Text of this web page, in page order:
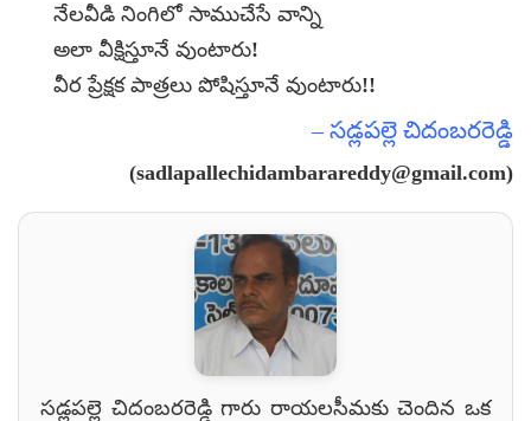
నేలవీడి నింగిలో సాముచేసే వాన్ని
అలా వీక్షిస్తూనే వుంటారు!
వీర ప్రేక్షక పాత్రలు పోషిస్తూనే వుంటారు!!
– సడ్లపల్లె చిదంబరరెడ్డి
(sadlapallechidambarareddy@gmail.com)
సడ్లపల్లె చిదంబరరెడ్డి గారు రాయలసీమకు చెందిన ఒక